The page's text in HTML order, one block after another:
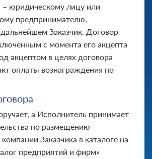
– юридическому лицу или
предпринимателю,
Заказчик. Договор
с момента его акцепта
акцептом в целях договора
оплаты вознаграждения по
а Исполнитель принимает
по размещению
Заказчика в каталоге на
предприятий и фирм»